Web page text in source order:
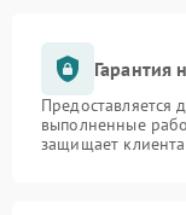
Гарантия
Предоставляется
выполненные
защищает